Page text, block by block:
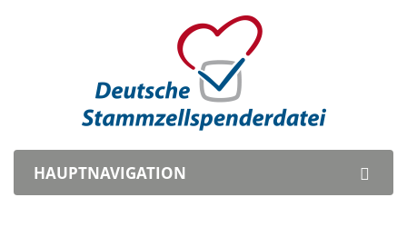
HAUPTNAVIGATION